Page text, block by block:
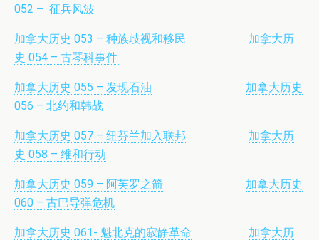
052 – 征兵风波
加拿大历史 053 – 种族歧视和移民
加拿大历
史 054 – 古琴科事件
加拿大历史 055 – 发现石油
加拿大历史
056 – 北约和韩战
加拿大历史 057 – 纽芬兰加入联邦
加拿大历
史 058 – 维和行动
加拿大历史 059 – 阿芙罗之箭
加拿大历史
060 – 古巴导弹危机
加拿大历史 061- 魁北克的寂静革命
加拿大历